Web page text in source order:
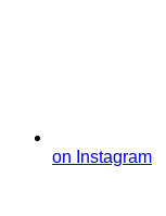
on Instagram